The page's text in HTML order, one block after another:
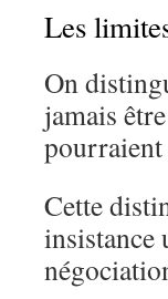
Les
On
jamais
pourraient
Cette
insistance